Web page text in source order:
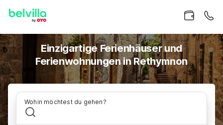
Einzigartige Ferienhäuser und
Ferienwohnungen in Rethymnon
Wohin möchtest du gehen?